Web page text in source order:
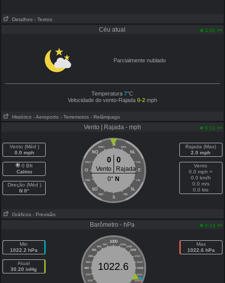
Detalhes - Textos
Céu atual 4:50 am
Parcialmente nublado
Temperatura7°C
Velocidade do vento-Rajada 0-2mph
Histórico - Aeroporto - Terremotos - Relâmpago
Vento | Rajada - mph 5:13 am
Vento (Méd )
0.0 mph
0 Bft
Calmo
Direção (Méd )
N 0°
N
NNO NNL
NO NL
ONO LNL
O E
OSO LSL
SO SL
SSO SSL
S
0 0
Vento
Rajada
0° N
Rajada (Max)
2.0 mph
Vento
0.0 mph =
0.0 km/h
0.0 m/s
0.0 kts
Gráficos - Previsão
Barômetro - hPa 5:13 am
Min
1022.2 hPa
Atual
30.20 inHg
1000
997 1003
994
1006
991
1009
988
1012
985
1015
982
1018
979
1021
976
1024
1022.6
Max
1022.6 hPa